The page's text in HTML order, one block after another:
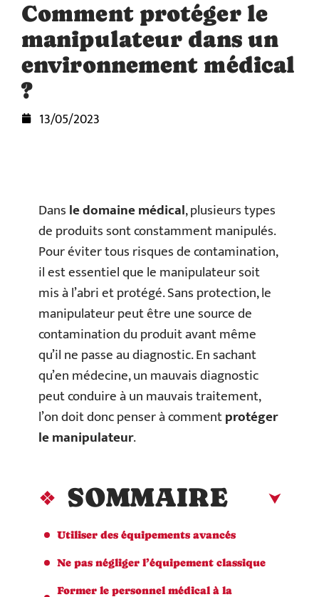
Comment protéger le
manipulateur dans un
environnement médical
?
13/05/2023
Dansle domaine médical, plusieurs types
de produits sont constamment manipulés.
Pour éviter tous risques de contamination,
il est essentiel que le manipulateur soit
mis à l’abri et protégé. Sans protection, le
manipulateur peut être une source de
contamination du produit avant même
qu’il ne passe au diagnostic. En sachant
qu’en médecine, un mauvais diagnostic
peut conduire à un mauvais traitement,
l’on doit donc penser à commentprotéger
le manipulateur.
SOMMAIRE
Utiliser des équipements avancés
Ne pas négliger l’équipement classique
Former le personnel médical à la